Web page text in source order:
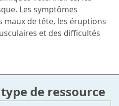
Les symptômes
maux de tête, les éruptions
et des difficultés
de ressource